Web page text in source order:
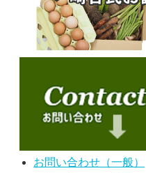
お問い合わせ（一般）